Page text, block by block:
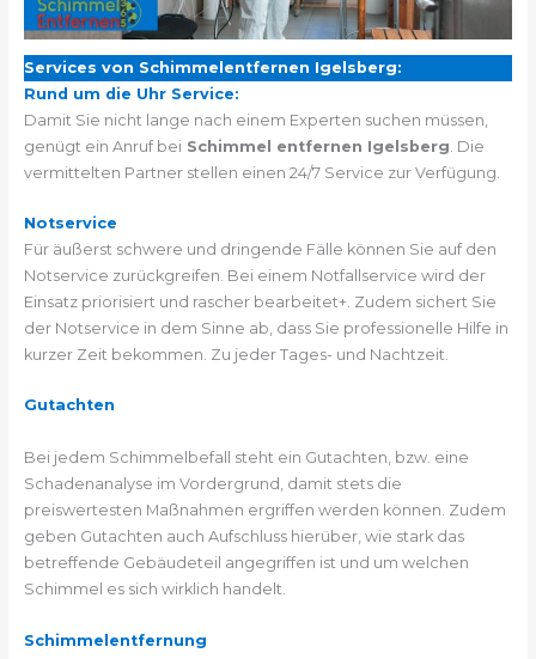
Services von Schimmelentfernen Igelsberg:
Rund um die Uhr Service:
Damit Sie nicht lange nach einem Experten suchen müssen,
genügt ein Anruf bei Schimmel entfernen Igelsberg . Die
vermittelten Partner stellen einen 24/7 Service zur Verfügung.
Notservice
Für äußerst schwere und dringende Fälle können Sie auf den
Notservice zurückgreifen. Bei einem Notfallservice wird der
Einsatz priorisiert und rascher bearbeitet+. Zudem sichert Sie
der Notservice in dem Sinne ab, dass Sie professionelle Hilfe in
kurzer Zeit bekommen. Zu jeder Tages- und Nachtzeit.
Gutachten
Bei jedem Schimmelbefall steht ein Gutachten, bzw. eine
Schadenanalyse im Vordergrund, damit stets die
preiswertesten Maßnahmen ergriffen werden können. Zudem
geben Gutachten auch Aufschluss hierüber, wie stark das
betreffende Gebäudeteil angegriffen ist und um welchen
Schimmel es sich wirklich handelt.
Schimmelentfernung